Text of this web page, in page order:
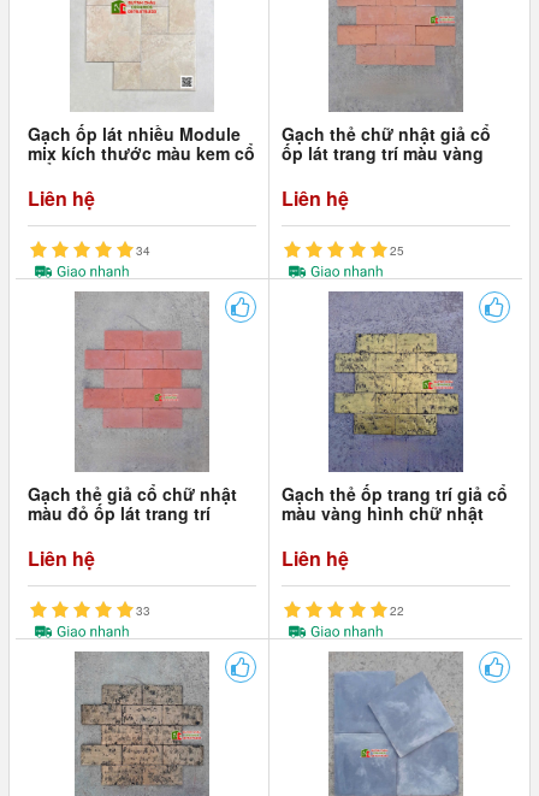
Gạch ốp lát nhiều Module
mix kích thước màu kem cổ
điển men hiệu ứng
Liên hệ
34
Gạch thẻ chữ nhật giả cổ
ốp lát trang trí màu vàng
Liên hệ
25
Gạch thẻ giả cổ chữ nhật
màu đỏ ốp lát trang trí
Liên hệ
33
Gạch thẻ ốp trang trí giả cổ
màu vàng hình chữ nhật
Liên hệ
22